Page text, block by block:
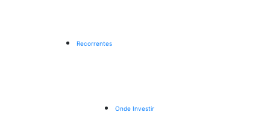
Recorrentes
Onde Investir